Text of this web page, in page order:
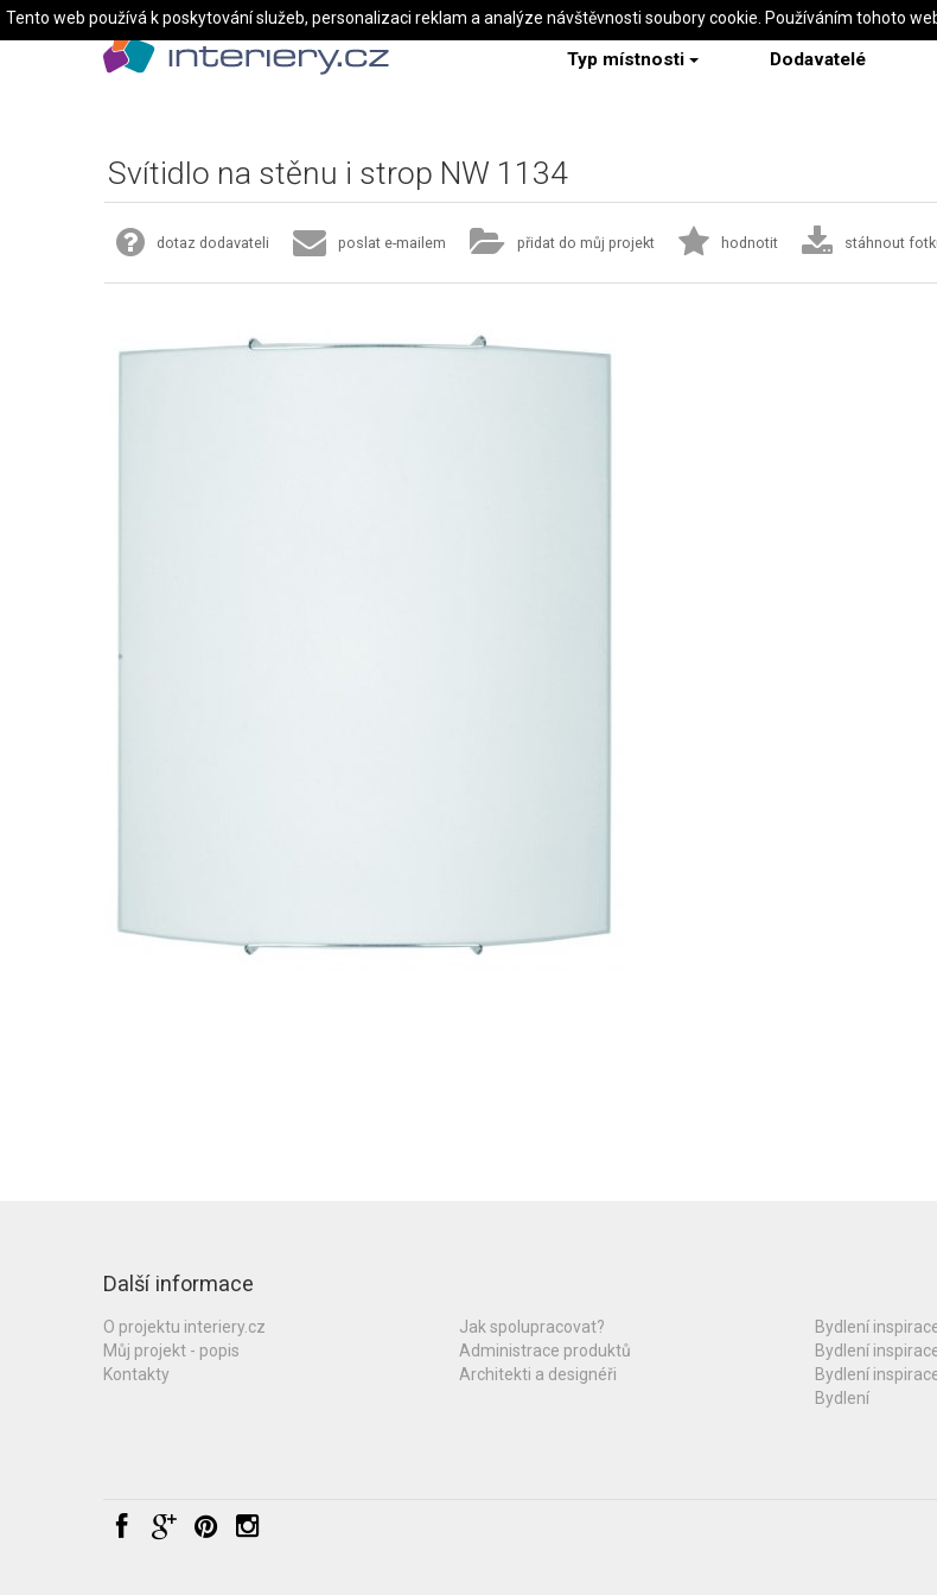
Typ místnosti Dodavatelé
Svítidlo na stěnu i strop NW 1134
dotaz dodavateli poslat e-mailem přidat do můj projekt hodnotit stáhnout
Další informace
O projektu interiery.cz
Můj projekt - popis
Kontakty
Jak spolupracovat?
Administrace produktů
Architekti a designéři
Bydlení
Bydlení
Bydlení
Bydlení
Tento web používá k poskytování služeb, personalizaci reklam a analýze návštěvnosti soubory cookie. Používáním tohoto